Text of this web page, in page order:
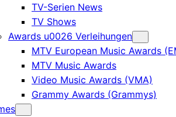
TV-Serien News
TV Shows
Awards u0026 Verleihungen
MTV European Music Awards
MTV Music Awards
Video Music Awards (VMA)
Grammy Awards (Grammys)